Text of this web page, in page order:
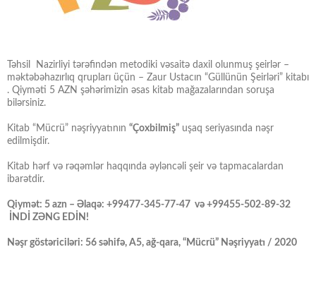
Təhsil Nazirliyi tərəfindən metodiki vəsaitə daxil olunmuş şeirlər –
məktəbəhazırlıq qrupları üçün – Zaur Ustacın “Güllünün Şeirləri” kitabı
. Qiyməti 5 AZN şəhərimizin əsas kitab mağazalarından soruşa
bilərsiniz.
Kitab “Mücrü” nəşriyyatının “Çoxbilmiş” uşaq seriyasında nəşr
edilmişdir.
Kitab hərf və rəqəmlər haqqında əyləncəli şeir və tapmacalardan
ibarətdir.
Qiymət: 5 azn – Əlaqə: +99477-345-77-47 və +99455-502-89-32
İNDİ ZƏNG EDİN!
Nəşr göstəriciləri: 56 səhifə, A5, ağ-qara, “Mücrü” Nəşriyyatı / 2020